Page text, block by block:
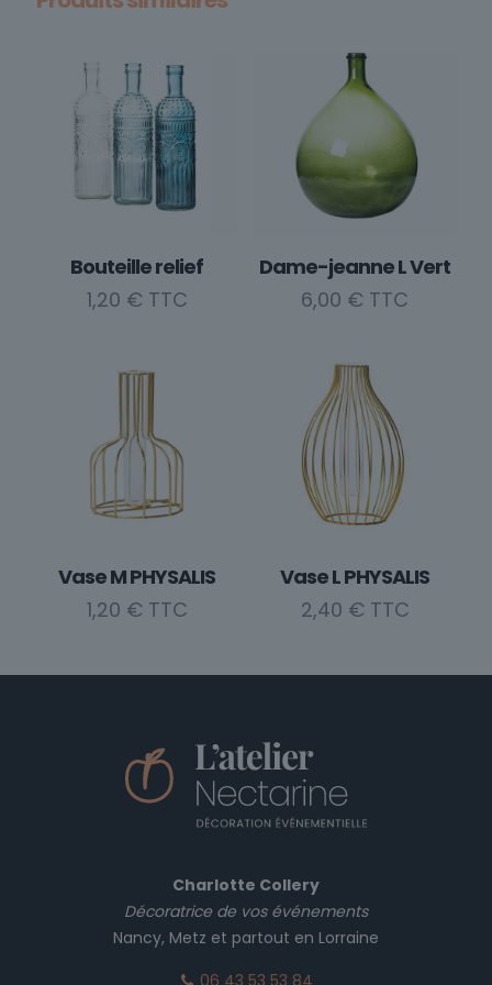
Les
options
peuvent
être
choisies
sur
page
du
Bouteille relief
1,20 €
Dame-jeanne L Vert
6,00 €
Vase M PHYSALIS
1,20 €
Vase L PHYSALIS
2,40 €
Charlotte Collery
Décoratrice de vos événements
Nancy, Metz et partout en Lorraine
06 43 53 53 84